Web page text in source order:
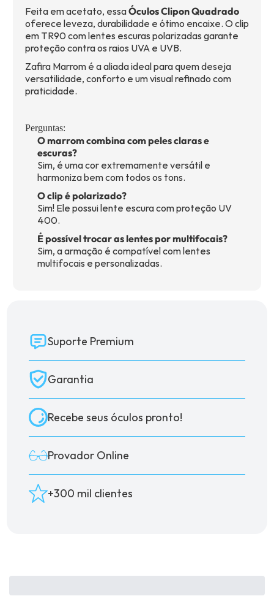
Feita em acetato, essaÓculos Clipon Quadrado
oferece leveza, durabilidade e ótimo encaixe. O clip
em TR90 com lentes escuras polarizadas garante
proteção contra os raios UVA e UVB.
Zafira Marrom é a aliada ideal para quem deseja
versatilidade, conforto e um visual refinado com
praticidade.
Perguntas:
O marrom combina com peles claras e
escuras?
Sim, é uma cor extremamente versátil e
harmoniza bem com todos os tons.
O clip é polarizado?
Sim! Ele possui lente escura com proteção UV
400.
É possível trocar as lentes por multifocais?
Sim, a armação é compatível com lentes
multifocais e personalizadas.
Suporte Premium
Garantia
Recebe seus óculos pronto!
Provador Online
+300 mil clientes